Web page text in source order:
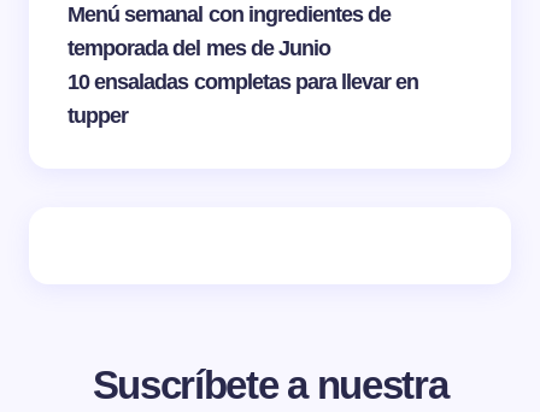
Menú semanal con ingredientes de
temporada del mes de Junio
10 ensaladas completas para llevar en
tupper
Suscríbete a nuestra